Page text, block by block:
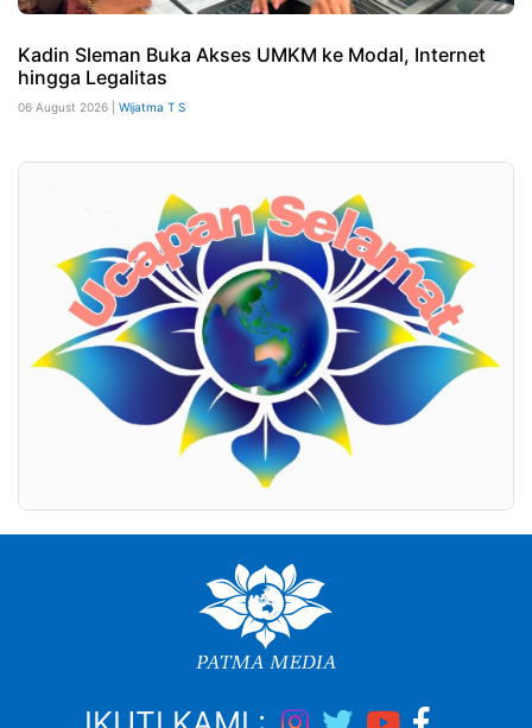
Kadin Sleman Buka Akses UMKM ke Modal, Internet
hingga Legalitas
06 August 2026 | Wijatma T S